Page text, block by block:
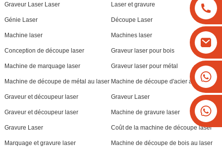
+16266628193
Graveur Laser Laser Laser et gravure
Génie Laser Découpe Laser
Machine laser Machines laser
Conception de découpe laser Graveur laser pour bois
Machine de marquage laser Graveur laser pour métal
Machine de découpe de métal au laser Machine de découpe d'acier au laser
Graveur et découpeur laser Graveur Laser
Graveur et découpeur laser Machine de gravure laser
Gravure Laser Coût de la machine de découpe laser
Marquage et gravure laser Machine de découpe de bois au laser